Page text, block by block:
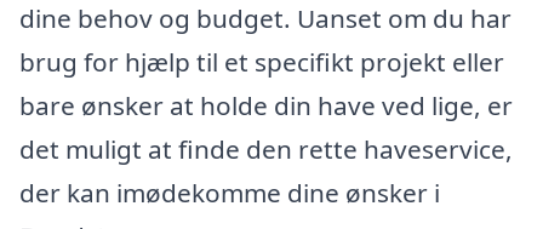
dine behov og budget. Uanset om du har
brug for hjælp til et specifikt projekt eller
bare ønsker at holde din have ved lige, er
det muligt at finde den rette haveservice,
der kan imødekomme dine ønsker i